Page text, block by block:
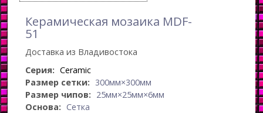
Керамическая мозаика MDF-
51
Доставка из Владивостока
Серия: Ceramic
Размер сетки: 300мм×300мм
Размер чипов: 25мм×25мм×6мм
Основа: Сетка